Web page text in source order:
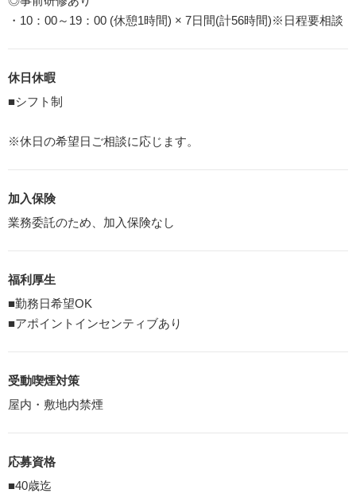
・10：00～19：00 (休憩1時間) × 7日間(計56時間)※日程要相談
休日休暇
■シフト制
※休日の希望日ご相談に応じます。
加入保険
業務委託のため、加入保険なし
福利厚生
■勤務日希望OK
■アポイントインセンティブあり
受動喫煙対策
屋内・敷地内禁煙
応募資格
■40歳迄